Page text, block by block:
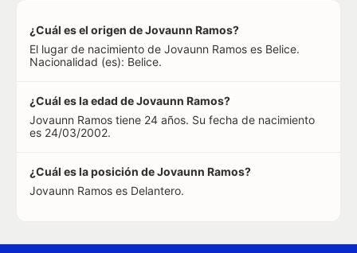
¿Cuál es el origen de Jovaunn Ramos?
El lugar de nacimiento de Jovaunn Ramos es Belice.
Nacionalidad (es): Belice.
¿Cuál es la edad de Jovaunn Ramos?
Jovaunn Ramos tiene 24 años. Su fecha de nacimiento
es 24/03/2002.
¿Cuál es la posición de Jovaunn Ramos?
Jovaunn Ramos es Delantero.